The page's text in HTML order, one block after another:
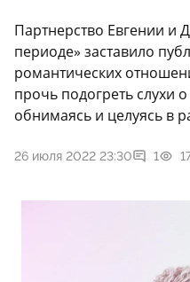
Партнерство Евгении и
периоде» заставило
романтических
прочь подогреть слухи
обнимаясь и целуясь в
26 июля 2022 23:30 1